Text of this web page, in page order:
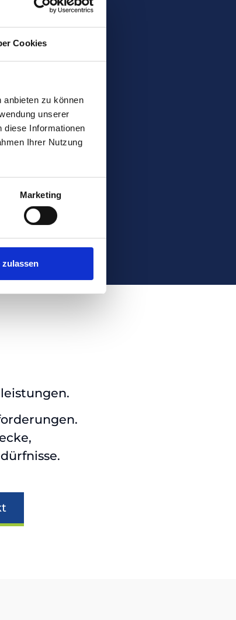
Cookies
anbieten zu können
unserer
diese Informationen
Ihrer Nutzung
Marketing
zulassen